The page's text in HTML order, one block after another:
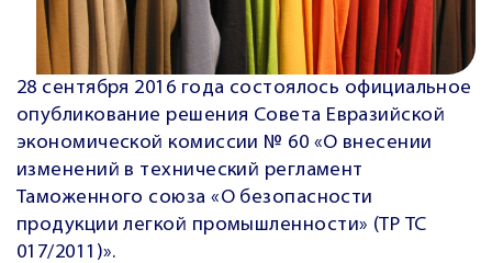
28 сентября 2016 года состоялось официальное
опубликование решения Совета Евразийской
экономической комиссии № 60 «О внесении
изменений в технический регламент
Таможенного союза «О безопасности
продукции легкой промышленности» (ТР ТС
017/2011)».